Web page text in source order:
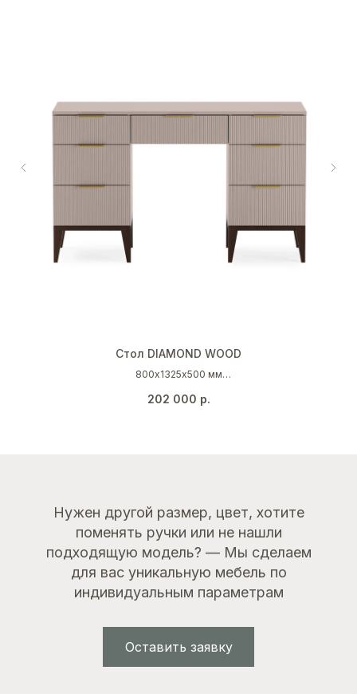
Стол DIAMOND WOOD
800х1325х500 мм
Темный дуб
202 000 р.
Нужен другой размер, цвет, хотите
поменять ручки или не нашли
подходящую модель? — Мы сделаем
для вас уникальную мебель по
индивидуальным параметрам
Оставить заявку